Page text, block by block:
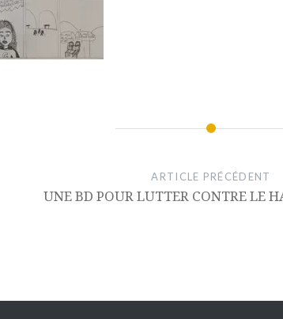
ARTICLE PRÉCÉDENT
UNE BD POUR LUTTER CONTRE LE